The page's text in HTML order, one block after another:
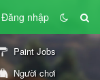
Đăng nhập
Paint Jobs
Người chơi